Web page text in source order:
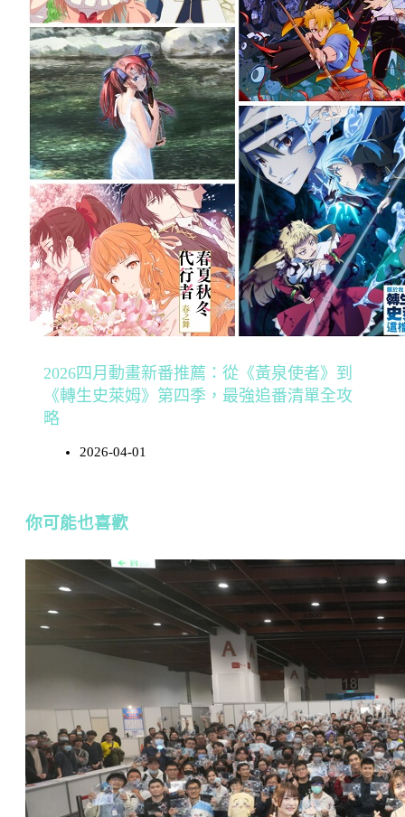
2026四月動畫新番推薦：從《黃泉使者》到
《轉生史萊姆》第四季，最強追番清單全攻
略
2026-04-01
你可能也喜歡